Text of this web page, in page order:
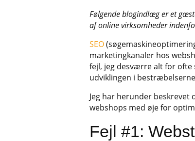
Følgende blogindlæg er et
af online virksomheder
SEO
marketingkanaler hos
fejl, jeg desværre alt for ofte
udviklingen i
Jeg har herunder beskrevet
webshops med øje for
Fejl #1: